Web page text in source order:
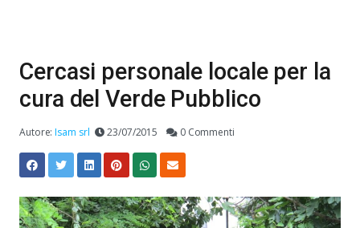
Cercasi personale locale per la
cura del Verde Pubblico
Autore:Isam srl 23/07/2015 0 Commenti